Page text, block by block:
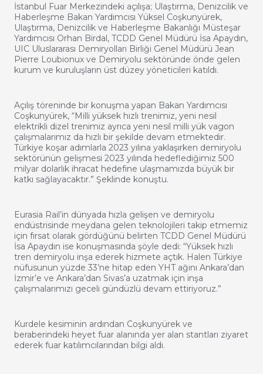
İstanbul Fuar Merkezindeki açılışa; Ulaştırma, Denizcilik ve
Haberleşme Bakan Yardımcısı Yüksel Coşkunyürek,
Ulaştırma, Denizcilik ve Haberleşme Bakanlığı Müsteşar
Yardımcısı Orhan Birdal, TCDD Genel Müdürü İsa Apaydın,
UIC Uluslararası Demiryolları Birliği Genel Müdürü Jean
Pierre Loubionux ve Demiryolu sektöründe önde gelen
kurum ve kuruluşların üst düzey yöneticileri katıldı.
Açılış töreninde bir konuşma yapan Bakan Yardımcısı
Coşkunyürek, “Milli yüksek hızlı trenimiz, yeni nesil
elektrikli dizel trenimiz ayrıca yeni nesil milli yük vagon
çalışmalarımız da hızlı bir şekilde devam etmektedir.
Türkiye koşar adımlarla 2023 yılına yaklaşırken demiryolu
sektörünün gelişmesi 2023 yılında hedeflediğimiz 500
milyar dolarlık ihracat hedefine ulaşmamızda büyük bir
katkı sağlayacaktır.” Şeklinde konuştu.
Eurasia Rail’in dünyada hızla gelişen ve demiryolu
endüstrisinde meydana gelen teknolojileri takip etmemiz
için fırsat olarak gördüğünü belirten TCDD Genel Müdürü
İsa Apaydın ise konuşmasında şöyle dedi: “Yüksek hızlı
tren demiryolu inşa ederek hizmete açtık. Halen Türkiye
nüfusunun yüzde 33’ne hitap eden YHT ağını Ankara’dan
İzmir’e ve Ankara’dan Sivas’a uzatmak için inşa
çalışmalarımızı geceli gündüzlü devam ettiriyoruz.”
Kurdele kesiminin ardından Coşkunyürek ve
beraberindeki heyet fuar alanında yer alan stantları ziyaret
ederek fuar katılımcılarından bilgi aldı.